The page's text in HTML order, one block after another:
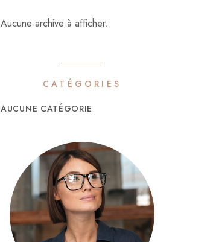
Aucune archive à afficher.
CATÉGORIES
AUCUNE CATÉGORIE